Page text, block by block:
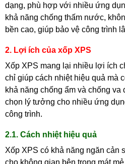
dạng, phù hợp với nhiều ứng
khả năng chống thấm nước,
bền cao, giúp bảo vệ công trình
2. Lợi ích của xốp XPS
Xốp XPS mang lại nhiều lợi ích
chỉ giúp cách nhiệt hiệu quả mà
khả năng chống ẩm và chống va
chọn lý tưởng cho nhiều ứng
công trình.
2.1. Cách nhiệt hiệu quả
Xốp XPS có khả năng ngăn cản
cho không gian bên trong mát